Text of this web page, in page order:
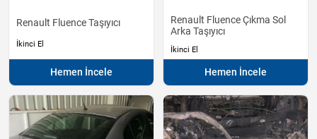
Renault Fluence Taşıyıcı
İkinci El
Hemen İncele
Renault Fluence Çıkma Sol
Arka Taşıyıcı
İkinci El
Hemen İncele